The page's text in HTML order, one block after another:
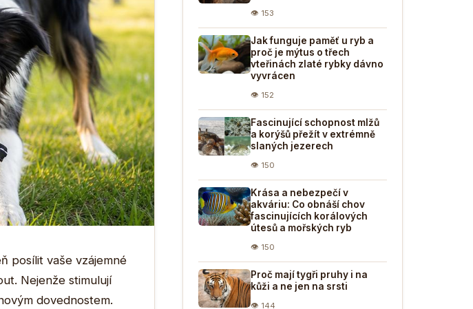
posílit vaše vzájemné
Nejenže stimulují
dovednostem.
👁 153
Jak funguje paměť u ryb a
proč je mýtus o třech
vteřinách zlaté rybky dávno
vyvrácen
👁 152
Fascinující schopnost mlžů
a korýšů přežít v extrémně
slaných jezerech
👁 150
Krása a nebezpečí v
akváriu: Co obnáší chov
fascinujících korálových
útesů a mořských ryb
👁 150
Proč mají tygři pruhy i na
kůži a ne jen na srsti
👁 144